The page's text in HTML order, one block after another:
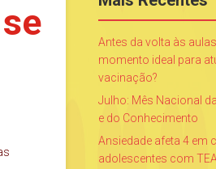
Antes da volta às
momento ideal para
vacinação?
Julho: Mês Nacional
e do Conhecimento
Ansiedade afeta 4 em
adolescentes com